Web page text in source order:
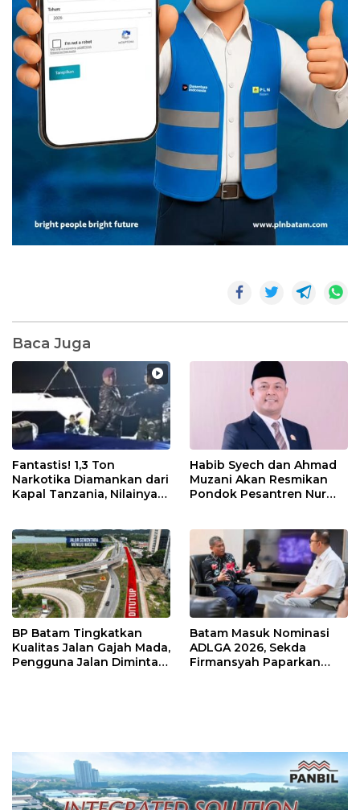
Baca Juga
Fantastis! 1,3 Ton
Narkotika Diamankan dari
Kapal Tanzania, Nilainya
Habib Syech dan Ahmad
Muzani Akan Resmikan
Pondok Pesantren Nur
BP Batam Tingkatkan
Kualitas Jalan Gajah Mada,
Pengguna Jalan Diminta
Batam Masuk Nominasi
ADLGA 2026, Sekda
Firmansyah Paparkan